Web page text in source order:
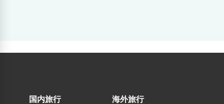
国内旅行 海外旅行